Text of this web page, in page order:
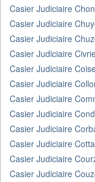
Casier Judiciaire
Casier Judiciaire
Casier Judiciaire
Casier Judiciaire
Casier Judiciaire
Casier Judiciaire
Casier Judiciaire
Casier Judiciaire
Casier Judiciaire
Casier Judiciaire
Casier Judiciaire
Casier Judiciaire